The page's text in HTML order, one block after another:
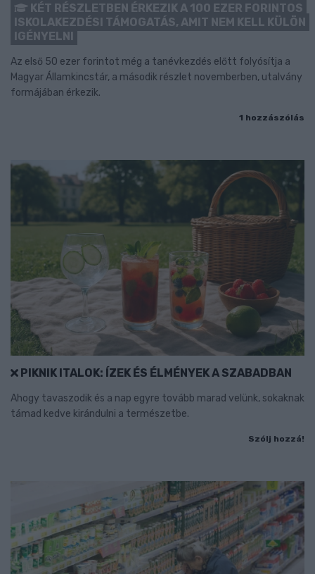
KÉT RÉSZLETBEN ÉRKEZIK A 100 EZER FORINTOS
ISKOLAKEZDÉSI TÁMOGATÁS, AMIT NEM KELL KÜLÖN
IGÉNYELNI
Az első 50 ezer forintot még a tanévkezdés előtt folyósítja a
Magyar Államkincstár, a második részlet novemberben, utalvány
formájában érkezik.
1 hozzászólás
PIKNIK ITALOK: ÍZEK ÉS ÉLMÉNYEK A SZABADBAN
Ahogy tavaszodik és a nap egyre tovább marad velünk, sokaknak
támad kedve kirándulni a természetbe.
Szólj hozzá!